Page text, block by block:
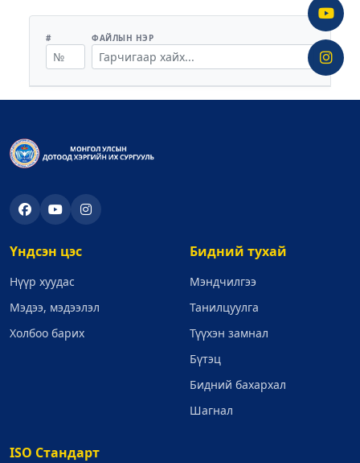
# ФАЙЛЫН НЭР
Үндсэн цэс
Нүүр хуудас
Мэдээ, мэдээлэл
Холбоо барих
Бидний тухай
Мэндчилгээ
Танилцуулга
Түүхэн замнал
Бүтэц
Бидний бахархал
Шагнал
ISO Стандарт